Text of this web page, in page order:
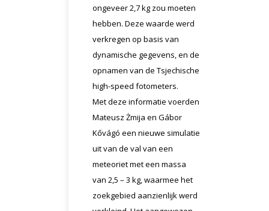
ongeveer 2,7 kg zou moeten
hebben. Deze waarde werd
verkregen op basis van
dynamische gegevens, en de
opnamen van de Tsjechische
high-speed fotometers.
Met deze informatie voerden
Mateusz Żmija en Gábor
Kővágó een nieuwe simulatie
uit van de val van een
meteoriet met een massa
van 2,5 – 3 kg, waarmee het
zoekgebied aanzienlijk werd